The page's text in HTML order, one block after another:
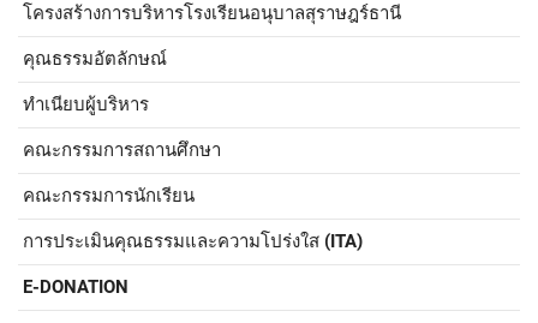
โครงสร้างการบริหารโรงเรียนอนุบาลสุราษฎร์ธานี
คุณธรรมอัตลักษณ์
ทำเนียบผู้บริหาร
คณะกรรมการสถานศึกษา
คณะกรรมการนักเรียน
การประเมินคุณธรรมและความโปร่งใส (ITA)
E-DONATION